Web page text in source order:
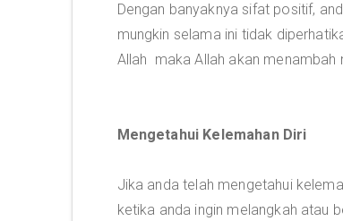
Dengan banyaknya sifat positif,
mungkin selama ini tidak
Allah maka Allah akan
Mengetahui Kelemahan Diri
Jika anda telah mengetahui
ketika anda ingin melangkah atau